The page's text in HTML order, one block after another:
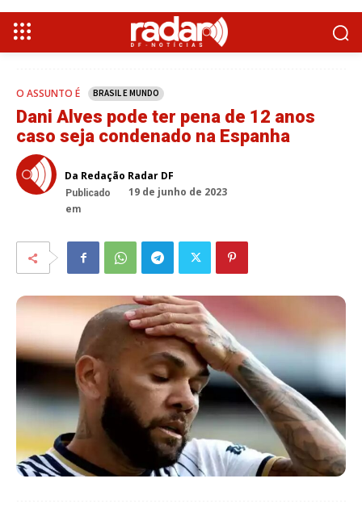
O ASSUNTO É BRASIL E MUNDO
Dani Alves pode ter pena de 12 anos
caso seja condenado na Espanha
Da Redação Radar DF
Publicado
em
19 de junho de 2023